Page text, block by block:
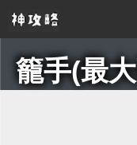
籠手(最